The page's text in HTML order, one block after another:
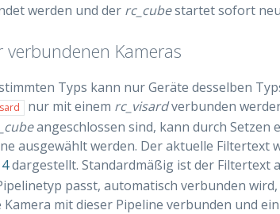
werden und der rc_cubestartet sofort
Kameras
Typs kann nur Geräte desselben
nur mit einem rc_visardverbunden
angeschlossen sind, kann durch Setzen
ausgewählt werden. Der aktuelle Filtertext
dargestellt. Standardmäßig ist der Filtertext
passt, automatisch verbunden
mit dieser Pipeline verbunden und